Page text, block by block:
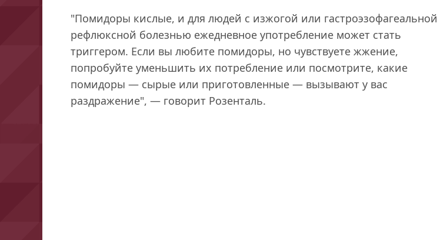
"Помидоры кислые, и для людей с изжогой или гастроэзофагеальной
рефлюксной болезнью ежедневное употребление может стать
триггером. Если вы любите помидоры, но чувствуете жжение,
попробуйте уменьшить их потребление или посмотрите, какие
помидоры — сырые или приготовленные — вызывают у вас
раздражение", — говорит Розенталь.